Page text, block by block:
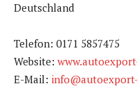
Deutschland
Telefon: 0171 5857475
Website:
E-Mail: